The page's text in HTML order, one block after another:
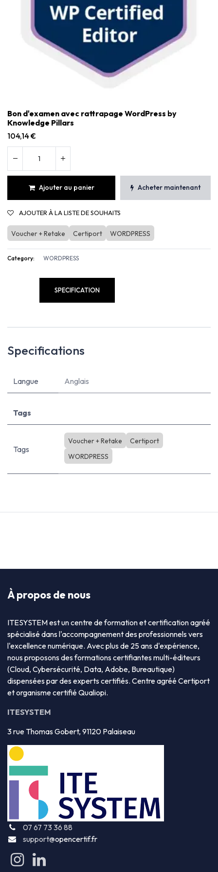
Bon d'examen avec rattrapage WordPress by
Knowledge Pillars
104,14€
Ajouter au panier Acheter maintenant
AJOUTER À LA LISTE DE SOUHAITS
Voucher + Retake Certiport WORDPRESS
Category: WORDPRESS
SPECIFICATION
Specifications
Langue Anglais
Tags
Tags
Voucher + Retake
Certiport
WORDPRESS
À propos de nous
ITESYSTEM est un centre de formation et certification agréé
spécialisé dans l'accompagnement des professionnels vers
l'excellence numérique. Avec plus de 25 ans d'expérience,
nous proposons des formations certifiantes multi-éditeurs
(Cloud, Cybersécurité, Data, Adobe, Bureautique)
dispensées par des experts certifiés. Centre agréé Certiport
et organisme certifié Qualiopi.
ITESYSTEM
3 rue Thomas Gobert, 91120 Palaiseau
07 67 73 36 88
support@opencertif.fr